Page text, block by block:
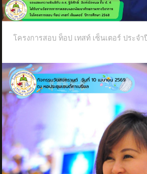
โครงการสอบ ท็อป เทสท์ เซ็นเตอร์ ประจำ